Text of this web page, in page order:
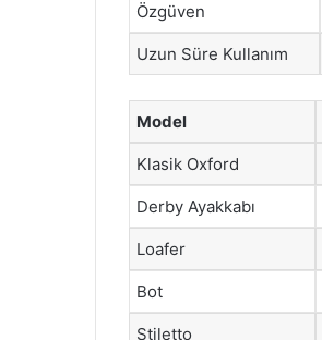
Özgüven
Uzun Süre Kullanım
Model
Klasik Oxford
Derby Ayakkabı
Loafer
Bot
Stiletto